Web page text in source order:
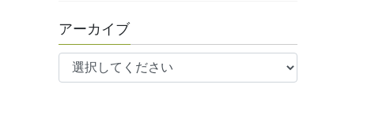
アーカイブ